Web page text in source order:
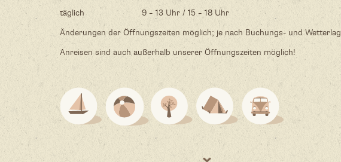
täglich 9 – 13 Uhr / 15 – 18 Uhr
Änderungen der Öffnungszeiten möglich; je nach Buchungs- und
Anreisen sind auch außerhalb unserer Öffnungszeiten möglich!